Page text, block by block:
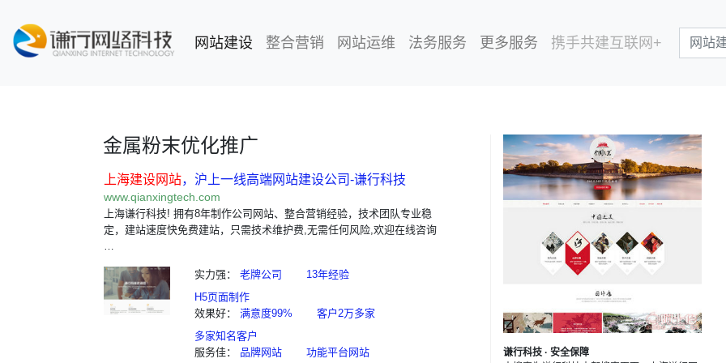
网站建设 (current)
整合营销 网站运维 法务服务 更多服务 携手共建互联网+
金属粉末优化推广
上海建设网站，沪上一线高端网站建设公司-谦行科技
www.qianxingtech.com
上海谦行科技! 拥有8年制作公司网站、整合营销经验，技术团队专业稳
定，建站速度快免费建站，只需技术维护费,无需任何风险,欢迎在线咨询
…
实力强： 老牌公司
13年经验
H5页面制作
效果好：
满意度99%
客户2万多家
多家知名客户
服务佳：
品牌网站 功能平台网站
谦行科技 · 安全保障